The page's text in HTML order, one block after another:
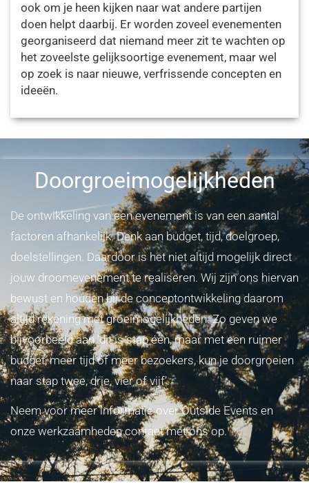
ook om je heen kijken naar wat andere partijen
doen helpt daarbij. Er worden zoveel evenementen
georganiseerd dat niemand meer zit te wachten op
het zoveelste gelijksoortige evenement, maar wel
op zoek is naar nieuwe, verfrissende concepten en
ideeën.
Doorgroeimogelijkheden
De ontwikkeling van een evenement is van een aantal
factoren afhankelijk. Denk aan budget, tijd, doelgroep,
doelstellingen. Daardoor is het niet altijd mogelijk direct
jouw droomevenement te realiseren. Wij zijn ons hiervan
bewust en houden bij de conceptontwikkeling daarom
altijd rekening met groeimogelijkheden. Zo geven we
bijvoorbeeld aan ‘dit is stap één, maar met een ruimer
budget, meer tijd of meer bezoekers, kun je doorgroeien
naar stap twee, drie, vier of vijf’.
Neem voor meer informatie over Outside Events en
onze werkzaamheden contact met ons op.